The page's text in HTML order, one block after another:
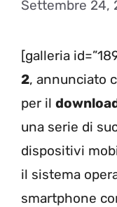
Settembre 24,
[galleria
2, annunciato
per il
una serie di
dispositivi
il sistema
smartphone